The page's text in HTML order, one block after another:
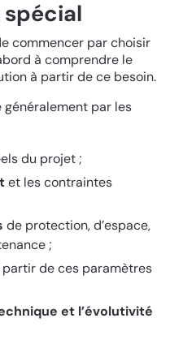
commencer par choisir
à comprendre le
à partir de ce besoin.
généralement par les
du projet ;
et les contraintes
de protection, d’espace,
;
partir de ces paramètres
et l’évolutivité